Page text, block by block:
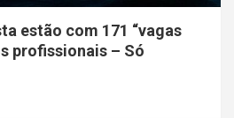
estão com 171 “vagas
profissionais – Só